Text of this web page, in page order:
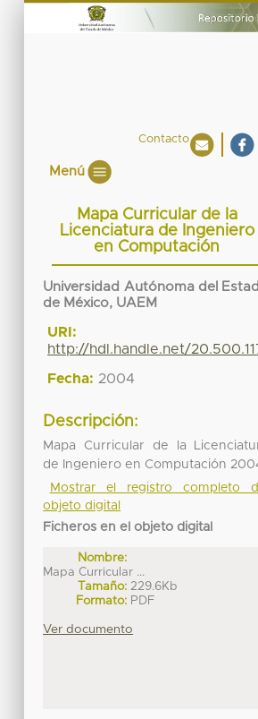
Contacto
Menú
Mapa Curricular de la
Licenciatura de Ingeniero
en Computación
Universidad Autónoma del
de México, UAEM
URI:
http://hdl.handle.net/
Fecha: 2004
Descripción:
Mapa Curricular de la
de Ingeniero en Computación
Mostrar el registro completo
objeto digital
Ficheros en el objeto digital
Nombre:
Mapa Curricular ...
Tamaño: 229.6Kb
Formato: PDF
Ver documento